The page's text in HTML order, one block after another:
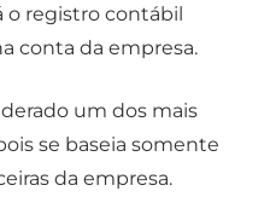
o registro contábil
conta da empresa.
um dos mais
se baseia somente
da empresa.